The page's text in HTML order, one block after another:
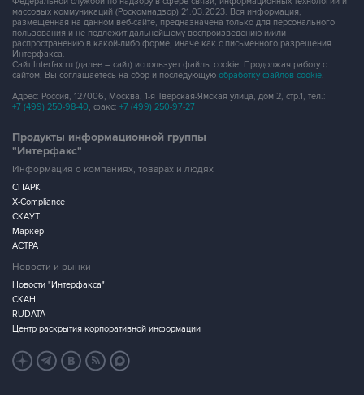
распространению в какой-либо форме, иначе как с письменного разрешения
Интерфакса.
Сайт Interfax.ru (далее – сайт) использует файлы cookie. Продолжая работу с
сайтом, Вы соглашаетесь на сбор и последующую обработку файлов cookie.
Адрес: Россия, 127006, Москва, 1-я Тверская-Ямская улица, дом 2, стр.1, тел.:
+7 (499) 250-98-40, факс: +7 (499) 250-97-27
Продукты информационной группы
Информация о компаниях, товарах и людях
СПАРК
X-Compliance
СКАУТ
Маркер
АСТРА
Новости и рынки
Новости "Интерфакса"
СКАН
RUDATA
Центр раскрытия корпоративной информации